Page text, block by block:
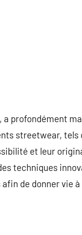
profondément
streetwear, tels
et leur
techniques
de donner vie